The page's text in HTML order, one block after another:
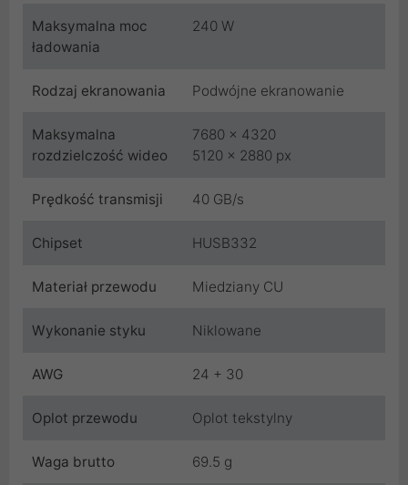
Maksymalna moc
ładowania
240 W
Rodzaj ekranowania Podwójne ekranowanie
Maksymalna
rozdzielczość wideo
7680 x 4320
5120 x 2880 px
Prędkość transmisji 40 GB/s
Chipset HUSB332
Materiał przewodu Miedziany CU
Wykonanie styku Niklowane
AWG 24 + 30
Oplot przewodu Oplot tekstylny
Waga brutto 69.5 g